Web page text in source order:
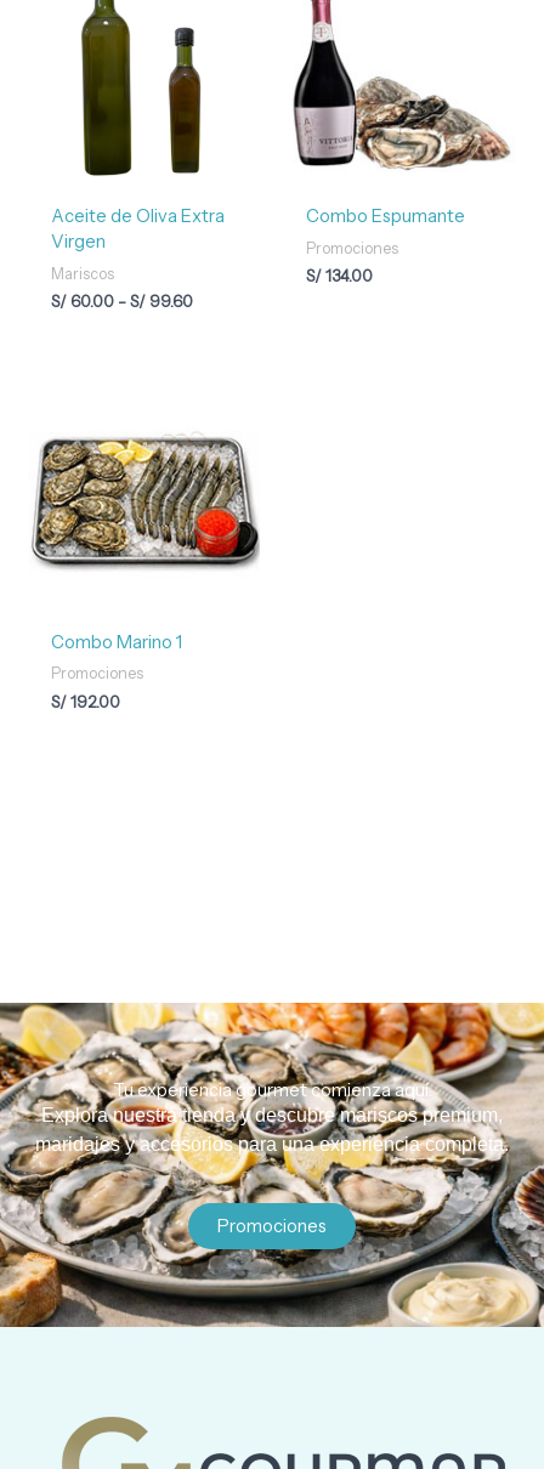
Aceite de Oliva Extra
Virgen
Mariscos
S/60.00 - S/99.60
desde
S/ 60.00
hasta
Combo Espumante
Promociones
S/134.00
Combo Marino 1
Promociones
S/192.00
Tu experiencia gourmet comienza aquí.
Explora nuestra tienda y descubre mariscos premium,
maridajes y accesorios para una experiencia completa.
Promociones